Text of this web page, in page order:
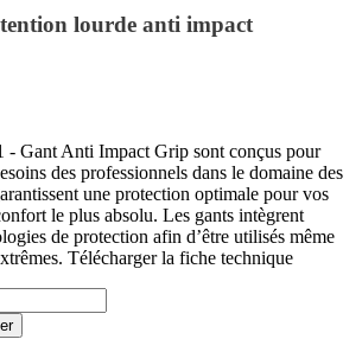
lourde anti impact
- Gant Anti Impact Grip sont conçus pour
des professionnels dans le domaine des
une protection optimale pour vos
le plus absolu. Les gants intègrent
de protection afin d’être utilisés même
Télécharger la fiche technique